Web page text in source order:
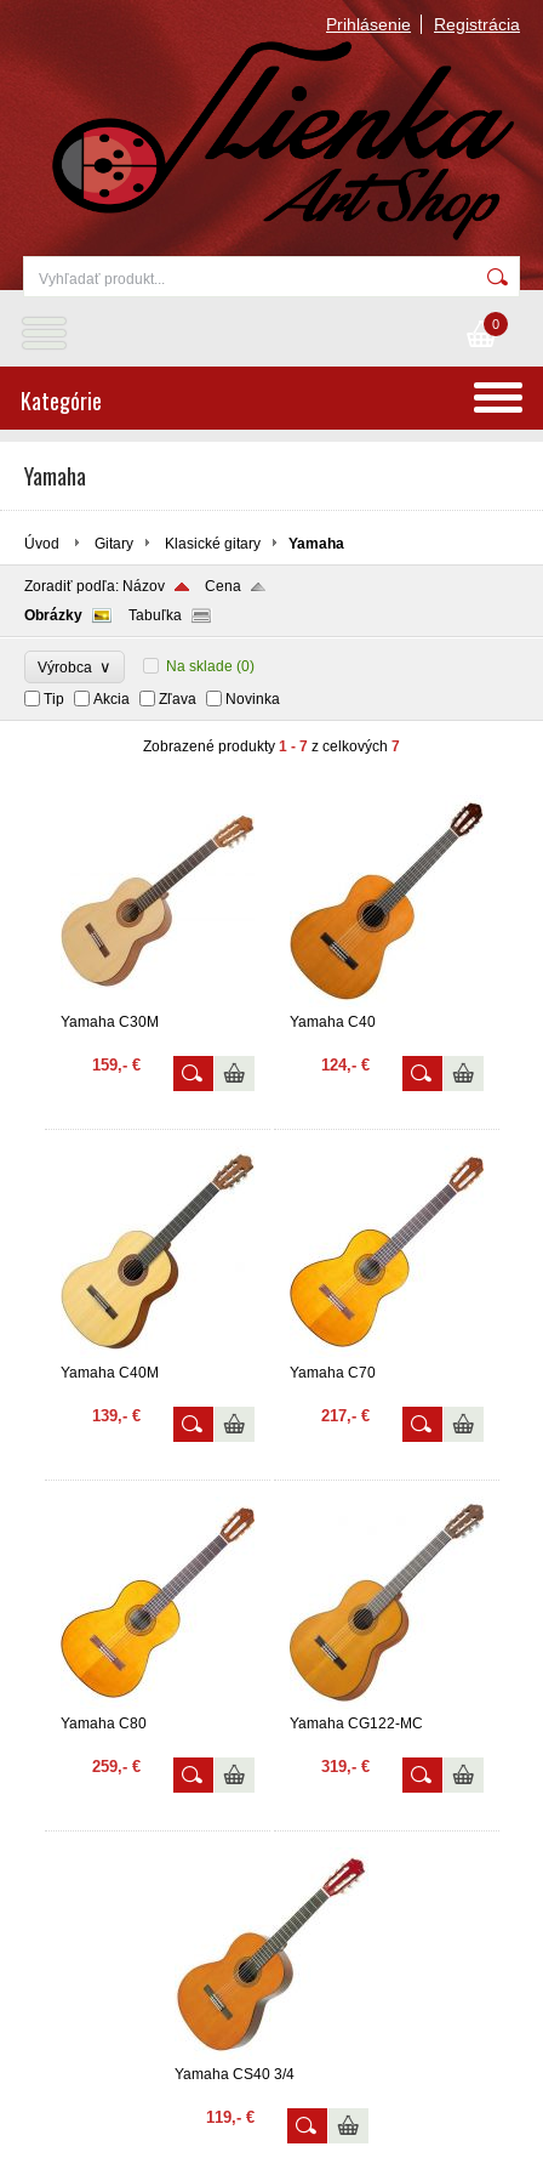
Prihlásenie Registrácia
0
Kategórie
Yamaha
Úvod Gitary Klasické gitary Yamaha
Zoradiť podľa: Názov
Cena
Obrázky
Tabuľka
Výrobca ∨ Na sklade (0)
Tip
Akcia Zľava Novinka
Zobrazené produkty 1 - 7 z celkových 7
Yamaha C30M
159,- €
Yamaha C40
124,- €
Yamaha C40M
139,- €
Yamaha C70
217,- €
Yamaha C80
259,- €
Yamaha CG122-MC
319,- €
Yamaha CS40 3/4
119,- €